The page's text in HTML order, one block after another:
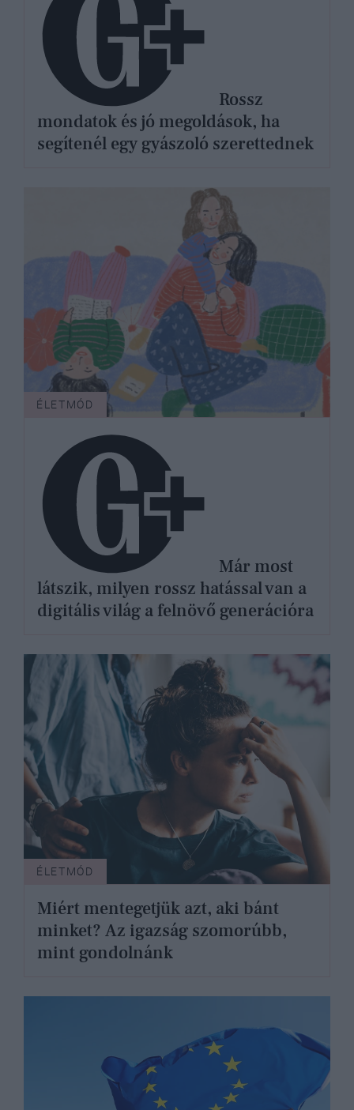
Rossz
mondatok és jó megoldások, ha
segítenél egy gyászoló szerettednek
ÉLETMÓD
Már most
látszik, milyen rossz hatással van a
digitális világ a felnövő generációra
ÉLETMÓD
Miért mentegetjük azt, aki bánt
minket? Az igazság szomorúbb,
mint gondolnánk